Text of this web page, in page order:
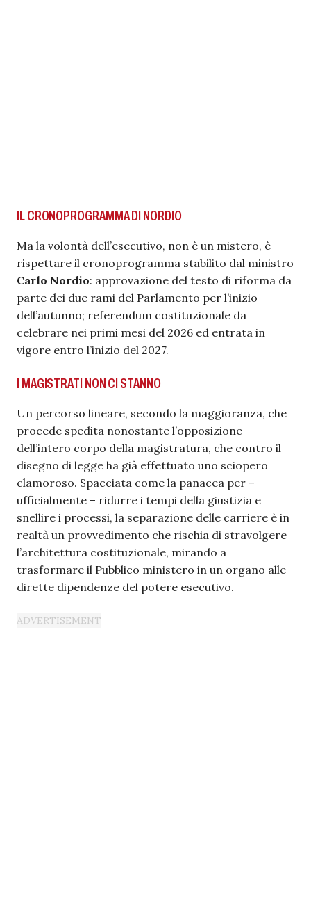
IL CRONOPROGRAMMA DI NORDIO
Ma la volontà dell’esecutivo, non è un mistero, è
rispettare il cronoprogramma stabilito dal ministro
Carlo Nordio: approvazione del testo di riforma da
parte dei due rami del Parlamento per l’inizio
dell’autunno; referendum costituzionale da
celebrare nei primi mesi del 2026 ed entrata in
vigore entro l’inizio del 2027.
I MAGISTRATI NON CI STANNO
Un percorso lineare, secondo la maggioranza, che
procede spedita nonostante l’opposizione
dell’intero corpo della magistratura, che contro il
disegno di legge ha già effettuato uno sciopero
clamoroso. Spacciata come la panacea per –
ufficialmente – ridurre i tempi della giustizia e
snellire i processi, la separazione delle carriere è in
realtà un provvedimento che rischia di stravolgere
l’architettura costituzionale, mirando a
trasformare il Pubblico ministero in un organo alle
dirette dipendenze del potere esecutivo.